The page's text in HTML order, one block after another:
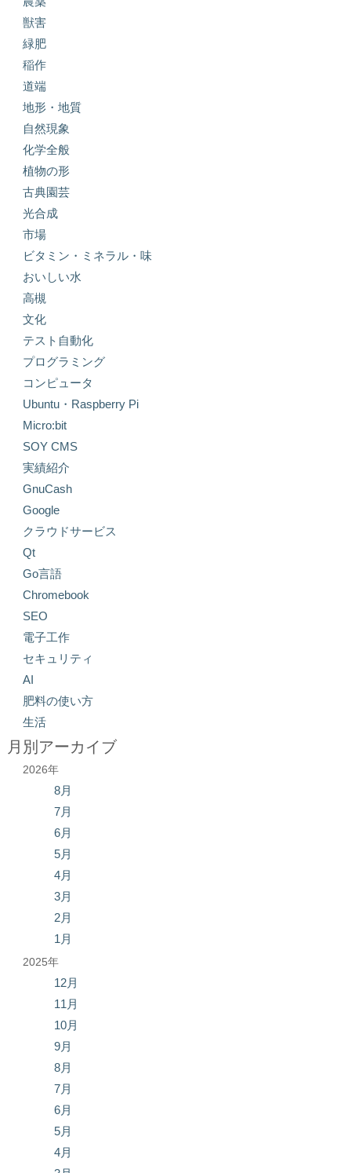
獣害
緑肥
稲作
道端
地形・地質
自然現象
化学全般
植物の形
古典園芸
光合成
市場
ビタミン・ミネラル・味
おいしい水
高槻
文化
テスト自動化
プログラミング
コンピュータ
Ubuntu・Raspberry Pi
Micro:bit
SOY CMS
実績紹介
GnuCash
Google
クラウドサービス
Qt
Go言語
Chromebook
SEO
電子工作
セキュリティ
AI
肥料の使い方
生活
月別アーカイブ
2026年
8月
7月
6月
5月
4月
3月
2月
1月
2025年
12月
11月
10月
9月
8月
7月
6月
5月
4月